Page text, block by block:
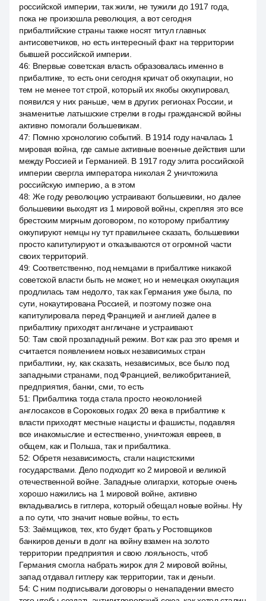
российской империи, так жили, не тужили до 1917 года,
пока не произошла революция, а вот сегодня
прибалтийские страны также носят титул главных
антисоветчиков, но есть интересный факт на территории
бывшей российской империи.
46: Впервые советская власть образовалась именно в
прибалтике, то есть они сегодня кричат об оккупации, но
тем не менее тот строй, который их якобы оккупировал,
появился у них раньше, чем в других регионах России, и
знаменитые латышские стрелки в годы гражданской войны
активно помогали большевикам.
47: Помню хронологию событий. В 1914 году началась 1
мировая война, где самые активные военные действия шли
между Россией и Германией. В 1917 году элита российской
империи свергла императора николая 2 уничтожила
российскую империю, а в этом
48: Же году революцию устраивают большевики, но далее
большевики выходят из 1 мировой войны, скрепляя это все
брестским мирным договором, по которому прибалтику
оккупируют немцы ну тут правильнее сказать, большевики
просто капитулируют и отказываются от огромной части
своих территорий.
49: Соответственно, под немцами в прибалтике никакой
советской власти быть не может, но и немецкая оккупация
продлилась там недолго, так как Германия уже была, по
сути, нокаутирована Россией, и поэтому позже она
капитулировала перед Францией и англией далее в
прибалтику приходят англичане и устраивают.
50: Там свой прозападный режим. Вот как раз это время и
считается появлением новых независимых стран
прибалтики, ну, как сказать, независимых, все было под
западными странами, под Францией, великобританией,
предприятия, банки, сми, то есть
51: Прибалтика тогда стала просто неоколонией
англосаксов в Сороковых годах 20 века в прибалтике к
власти приходят местные нацисты и фашисты, подавляя
все инакомыслие и естественно, уничтожая евреев, в
общем, как и Польша, так и прибалтика.
52: Обретя независимость, стали нацистскими
государствами. Дело подходит ко 2 мировой и великой
отечественной войне. Западные олигархи, которые очень
хорошо нажились на 1 мировой войне, активно
вкладывались в гитлера, который обещал новые войны. Ну
а по сути, что значит новые войны, то есть
53: Заёмщиков, тех, кто будет брать у Ростовщиков
банкиров деньги в долг на войну взамен на золото
территории предприятия и свою лояльность, чтоб
Германия смогла набрать жирок для 2 мировой войны,
запад отдавал гитлеру как территории, так и деньги.
54: С ним подписывали договоры о ненападении вместо